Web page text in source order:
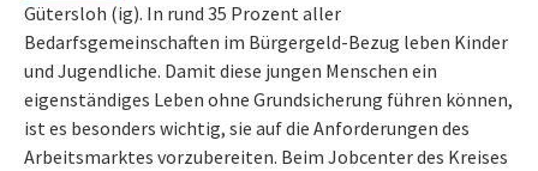
Gütersloh (ig). In rund 35 Prozent aller
Bedarfsgemeinschaften im Bürgergeld-Bezug leben Kinder
und Jugendliche. Damit diese jungen Menschen ein
eigenständiges Leben ohne Grundsicherung führen können,
ist es besonders wichtig, sie auf die Anforderungen des
Arbeitsmarktes vorzubereiten. Beim Jobcenter des Kreises